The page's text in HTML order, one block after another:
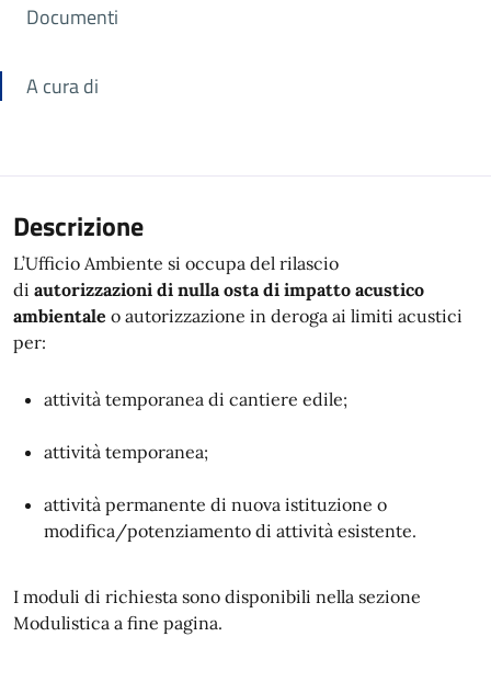
Documenti
A cura di
Descrizione
L’Ufficio Ambiente si occupa del rilascio
di autorizzazioni di nulla osta di impatto acustico
ambientale o autorizzazione in deroga ai limiti acustici
per:
attività temporanea di cantiere edile;
attività temporanea;
attività permanente di nuova istituzione o
modifica/potenziamento di attività esistente.
I moduli di richiesta sono disponibili nella sezione
Modulistica a fine pagina.